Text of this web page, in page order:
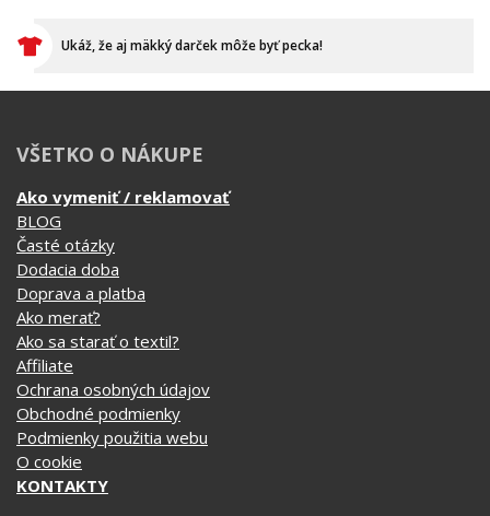
Ukáž, že aj mäkký darček môže byť pecka!
VŠETKO O NÁKUPE
Ako vymeniť / reklamovať
BLOG
Časté otázky
Dodacia doba
Doprava a platba
Ako merať?
Ako sa starať o textil?
Affiliate
Ochrana osobných údajov
Obchodné podmienky
Podmienky použitia webu
O cookie
KONTAKTY